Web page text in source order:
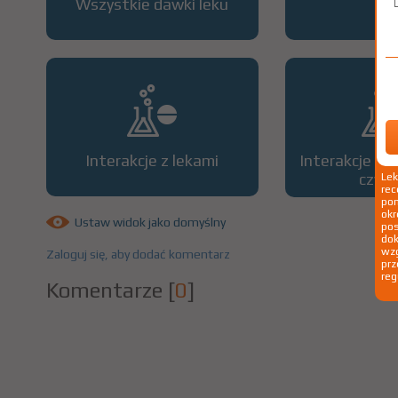
Wszystkie dawki leku
Interakcje z lekami
Interakcje z
Ustaw widok jako domyślny
Zaloguj się, aby dodać komentarz
Komentarze [0]